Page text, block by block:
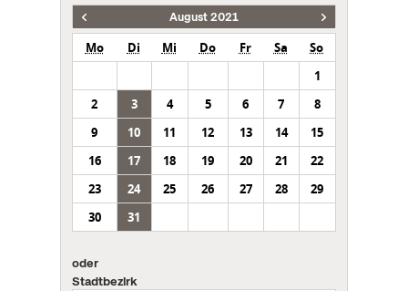
August 2021
Mo Di Mi Do Fr Sa
So
1
2
3 4 5 6 7
8
9
10 11 12 13 14
15
16
17 18 19 20 21
22
23
24 25 26 27 28
29
30
31
oder
Stadtbezirk